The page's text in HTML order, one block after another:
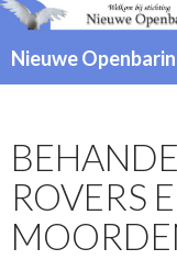
Nieuwe
SPRINGEN
ROVERS